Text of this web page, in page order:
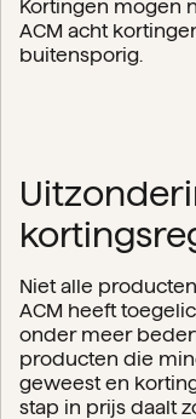
Kortingen mogen
ACM acht
buitensporig.
Niet alle
ACM heeft
onder meer
producten die
geweest en
stap in prijs daalt